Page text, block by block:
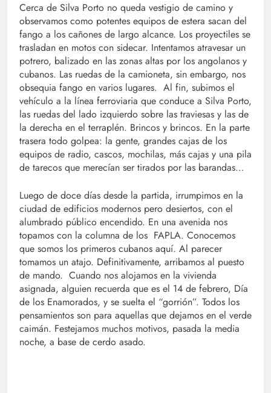
Cerca de Silva Porto no queda vestigio de camino y
observamos como potentes equipos de estera sacan del
fango a los cañones de largo alcance. Los proyectiles se
trasladan en motos con sidecar. Intentamos atravesar un
potrero, balizado en las zonas altas por los angolanos y
cubanos. Las ruedas de la camioneta, sin embargo, nos
obsequia fango en varios lugares. Al fin, subimos el
vehículo a la línea ferroviaria que conduce a Silva Porto,
las ruedas del lado izquierdo sobre las traviesas y las de
la derecha en el terraplén. Brincos y brincos. En la parte
trasera todo golpea: la gente, grandes cajas de los
equipos de radio, cascos, mochilas, más cajas y una pila
de tarecos que merecían ser tirados por las barandas…
Luego de doce días desde la partida, irrumpimos en la
ciudad de edificios modernos pero desiertos, con el
alumbrado público encendido. En una avenida nos
topamos con la columna de los FAPLA. Conocemos
que somos los primeros cubanos aquí. Al parecer
tomamos un atajo. Definitivamente, arribamos al puesto
de mando. Cuando nos alojamos en la vivienda
asignada, alguien recuerda que es el 14 de febrero, Día
de los Enamorados, y se suelta el “gorrión”. Todos los
pensamientos son para aquellas que dejamos en el verde
caimán. Festejamos muchos motivos, pasada la media
noche, a base de cerdo asado.